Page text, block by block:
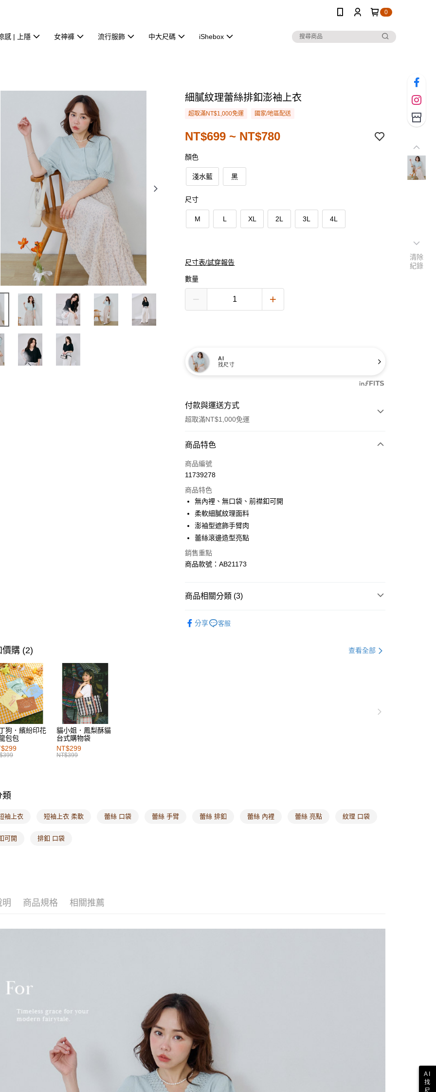
0
感 | 上隱 女神褲 流行服飾 中大尺碼 iShebox
細膩紋理蕾絲排釦澎袖上衣
超取滿NT$1,000免運 國家/地區配送
NT$699 ~ NT$780
顏色
淺水藍 黑
尺寸
M L XL 2L 3L 4L
尺寸表/試穿報告
數量
AI
找尺寸
付款與運送方式
超取滿NT$1,000免運
付款方式
信用卡一次付款
超商取貨付款
LINE Pay
街口支付
運送方式
每筆NT$60，滿NT$1,000(含以上)免運費
每筆NT$60，滿NT$1,000(含以上)免運費
每筆NT$60，滿NT$1,000(含以上)免運費
商品特色
商品編號
11739278
商品特色
無內裡、無口袋、前襟釦可開
柔軟細膩紋理面料
澎袖型遮飾手臂肉
蕾絲滾邊造型亮點
銷售重點
商品款號：AB21173
商品相關分類 (3)
分享 客服
價購 (2) 查看全部
狗．繽紛印花
包包
貓小姐．鳳梨酥貓
台式購物袋
NT$299
NT$399
類
袖上衣 短袖上衣 柔軟 蕾絲 口袋 蕾絲 手臂 蕾絲 排釦 蕾絲 內裡 蕾絲 亮點 紋理 口袋
可開 排釦 口袋
明 商品規格 相關推薦
清除
紀錄
AI
找
尺